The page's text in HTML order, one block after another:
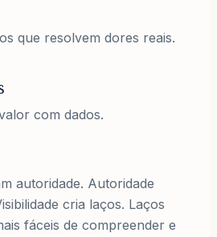
que resolvem dores reais.
com dados.
autoridade. Autoridade
cria laços. Laços
fáceis de compreender e